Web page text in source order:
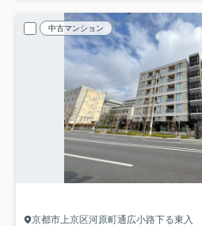
中古マンション
京都市上京区河原町通広小路下る東入